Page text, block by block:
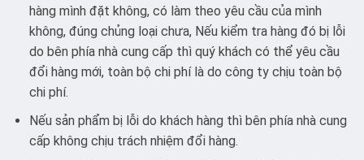
hàng mình đặt không, có làm theo yêu cầu của mình
không, đúng chủng loại chưa, Nếu kiểm tra hàng đó bị lỗi
do bên phía nhà cung cấp thì quý khách có thể yêu cầu
đổi hàng mới, toàn bộ chi phí là do công ty chịu toàn bộ
chi phí.
Nếu sản phẩm bị lỗi do khách hàng thì bên phía nhà cung
cấp không chịu trách nhiệm đổi hàng.